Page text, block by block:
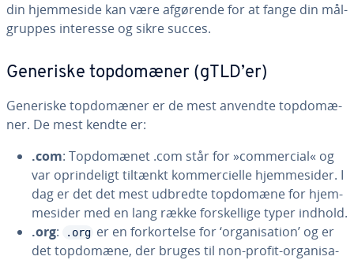
din hjem­mesi­de kan være afgørende for at fange din må­l­
grup­pes interesse og sikre succes.
Generiske top­do­mæ­ner (gTLD’er)
Generiske top­do­mæ­ner er de mest anvendte top­do­mæ­
ner. De mest kendte er:
.com: Top­do­mæ­net .com står for »com­merci­al« og
var op­rin­de­ligt tiltænkt kom­merci­el­le hjem­mesi­der. I
dag er det det mest udbredte topdomæne for hjem­
mesi­der med en lang række for­skel­li­ge typer indhold.
.org: .org er en for­kor­tel­se for ‘or­ga­ni­sa­tion’ og er
det topdomæne, der bruges til non-profit-or­ga­ni­sa­